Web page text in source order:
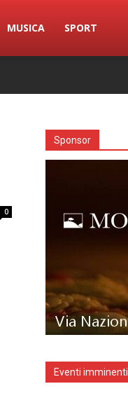
MUSICA SPORT
0
Sponsor
Eventi imminenti